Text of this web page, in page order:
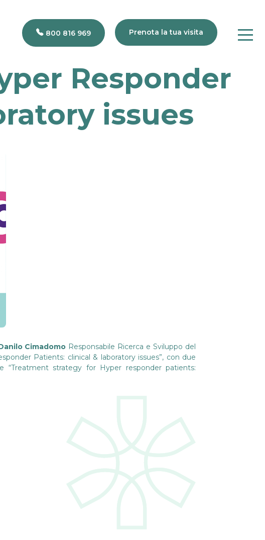
800 816 969 Prenota la tua visita
Responder
issues
Cimadomo Responsabile Ricerca e Sviluppo del
Patients: clinical & laboratory issues”, con due
“Treatment strategy for Hyper responder patients: